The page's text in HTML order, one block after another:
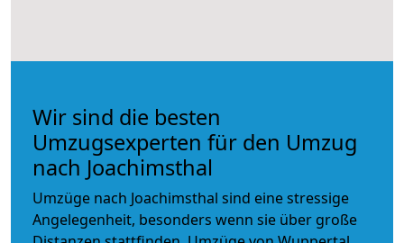
Wir sind die besten
Umzugsexperten für den Umzug
nach Joachimsthal
Umzüge nach Joachimsthal sind eine stressige
Angelegenheit, besonders wenn sie über große